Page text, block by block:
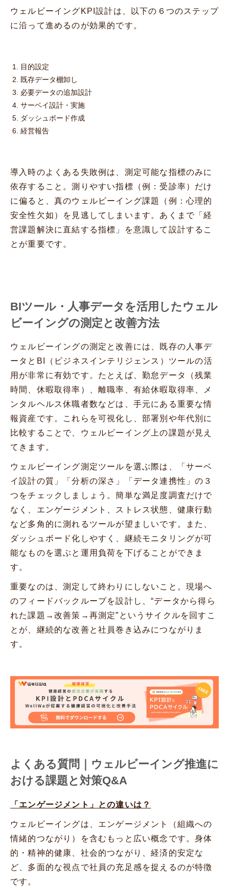
ウェルビーイングKPI設計は、以下の６つのステップ
に沿って進めるのが効果的です。
目的設定
既存データ棚卸し
必要データの追加設計
サーベイ設計・実施
ダッシュボード作成
経営報告
導入時のよくある失敗例は、測定可能な指標のみに
依存すること。測りやすい指標（例：受診率）だけ
に偏ると、真のウェルビーイング課題（例：心理的
安全性欠如）を見逃してしまいます。あくまで「経
営課題解決に直結する指標」を意識して設計するこ
とが重要です。
BIツール・人事データを活用したウェル
ビーイングの測定と改善方法
ウェルビーイングの測定と改善には、既存の人事デ
ータとBI（ビジネスインテリジェンス）ツールの活
用が非常に有効です。たとえば、勤怠データ（残業
時間、休暇取得率）、離職率、有給休暇取得率、メ
ンタルヘルス休職者数などは、手元にある重要な情
報資産です。これらを可視化し、部署別や年代別に
比較することで、ウェルビーイング上の課題が見え
てきます。
ウェルビーイング測定ツールを選ぶ際は、「サーベ
イ設計の質」「分析の深さ」「データ連携性」の３
つをチェックしましょう。簡単な満足度調査だけで
なく、エンゲージメント、ストレス状態、健康行動
など多角的に測れるツールが望ましいです。また、
ダッシュボード化しやすく、継続モニタリングが可
能なものを選ぶと運用負荷を下げることができま
す。
重要なのは、測定して終わりにしないこと。現場へ
のフィードバックループを設計し、“データから得ら
れた課題→改善策→再測定”というサイクルを回すこ
とが、継続的な改善と社員巻き込みにつながりま
す。
よくある質問｜ウェルビーイング推進に
おける課題と対策Q&A
「エンゲージメント」との違いは？
ウェルビーイングは、エンゲージメント（組織への
情緒的つながり）を含むもっと広い概念です。身体
的・精神的健康、社会的つながり、経済的安定な
ど、多面的な視点で社員の充足感を捉えるのが特徴
です。